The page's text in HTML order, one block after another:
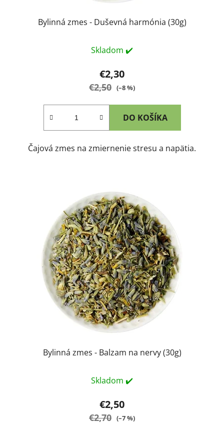
Bylinná zmes - Duševná harmónia (30g)
Skladom ✔️
€2,30
€2,50 (–8 %)
DO KOŠÍKA
Čajová zmes na zmiernenie stresu a napätia.
Bylinná zmes - Balzam na nervy (30g)
Skladom ✔️
€2,50
€2,70 (–7 %)